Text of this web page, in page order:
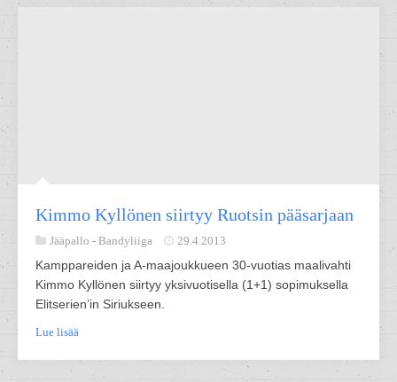
Kimmo Kyllönen siirtyy Ruotsin pääsarjaan
Jääpallo - Bandyliiga 29.4.2013
Kamppareiden ja A-maajoukkueen 30-vuotias maalivahti
Kimmo Kyllönen siirtyy yksivuotisella (1+1) sopimuksella
Elitserien’in Siriukseen.
Lue lisää